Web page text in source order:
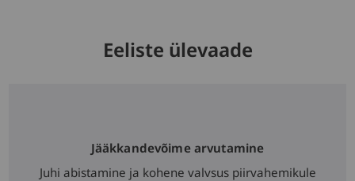
Eeliste ülevaade
Jääkkandevõime arvutamine
Juhi abistamine ja kohene valvsus piirvahemikule